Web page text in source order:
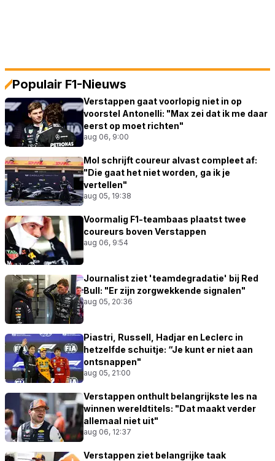
Populair F1-Nieuws
Verstappen gaat voorlopig niet in op
voorstel Antonelli: "Max zei dat ik me daar
eerst op moet richten"
aug 06, 9:00
Mol schrijft coureur alvast compleet af:
"Die gaat het niet worden, ga ik je
vertellen"
aug 05, 19:38
Voormalig F1-teambaas plaatst twee
coureurs boven Verstappen
aug 06, 9:54
Journalist ziet 'teamdegradatie' bij Red
Bull: "Er zijn zorgwekkende signalen"
aug 05, 20:36
Piastri, Russell, Hadjar en Leclerc in
hetzelfde schuitje: “Je kunt er niet aan
ontsnappen"
aug 05, 21:00
Verstappen onthult belangrijkste les na
winnen wereldtitels: "Dat maakt verder
allemaal niet uit"
aug 06, 12:37
Verstappen ziet belangrijke taak